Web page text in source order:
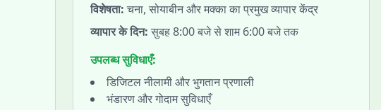
विशेषता: चना, सोयाबीन और मक्का का प्रमुख व्यापार केंद्र
व्यापार के दिन: सुबह 8:00 बजे से शाम 6:00 बजे तक
उपलब्ध सुविधाएँ:
डिजिटल नीलामी और भुगतान प्रणाली
भंडारण और गोदाम सुविधाएँ